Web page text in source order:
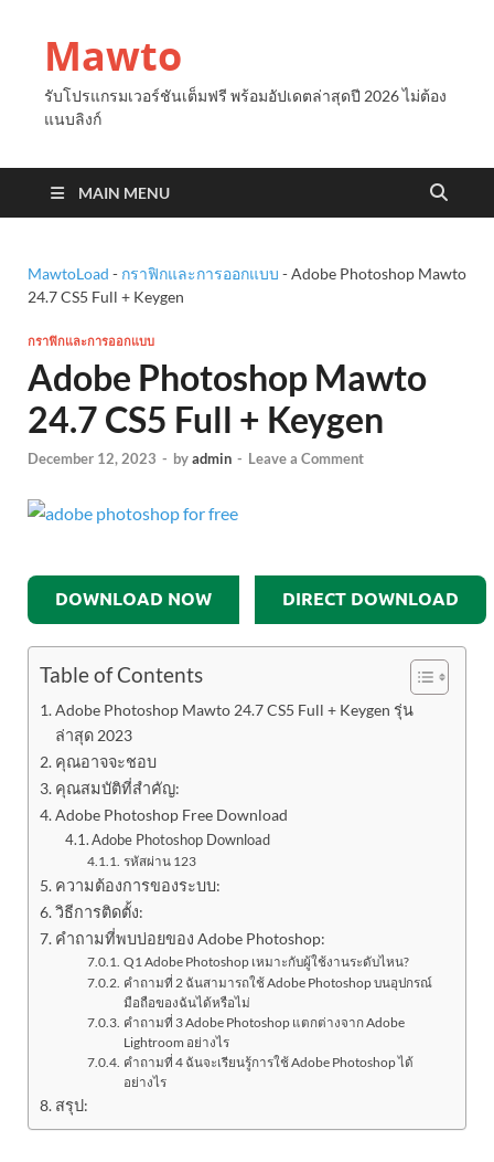
Mawto
รับโปรแกรมเวอร์ชันเต็มฟรี พร้อมอัปเดตล่าสุดปี 2026 ไม่ต้อง
แนบลิงก์
MAIN MENU
MawtoLoad - กราฟิกและการออกแบบ -Adobe Photoshop Mawto
24.7 CS5 Full + Keygen
กราฟิกและการออกแบบ
Adobe Photoshop Mawto
24.7 CS5 Full + Keygen
December 12, 2023 - byadmin - Leave a Comment
DOWNLOAD NOW DIRECT DOWNLOAD
Table of Contents
Adobe Photoshop Mawto 24.7 CS5 Full + Keygen รุ่น
ล่าสุด 2023
คุณอาจจะชอบ
คุณสมบัติที่สำคัญ:
Adobe Photoshop Free Download
Adobe Photoshop Download
รหัสผ่าน 123
ความต้องการของระบบ:
วิธีการติดตั้ง:
คำถามที่พบบ่อยของ Adobe Photoshop:
Q1 Adobe Photoshop เหมาะกับผู้ใช้งานระดับไหน?
คำถามที่ 2 ฉันสามารถใช้ Adobe Photoshop บนอุปกรณ์
มือถือของฉันได้หรือไม่
คำถามที่ 3 Adobe Photoshop แตกต่างจาก Adobe
Lightroom อย่างไร
คำถามที่ 4 ฉันจะเรียนรู้การใช้ Adobe Photoshop ได้
อย่างไร
สรุป: